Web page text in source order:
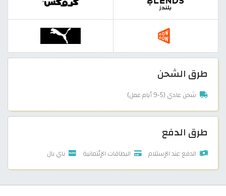
طرق الشحن
شحن عادي (5-9 أيام عمل)
طرق الدفع
الدفع عند الإستلام البطاقات الإئتمانية باي بال